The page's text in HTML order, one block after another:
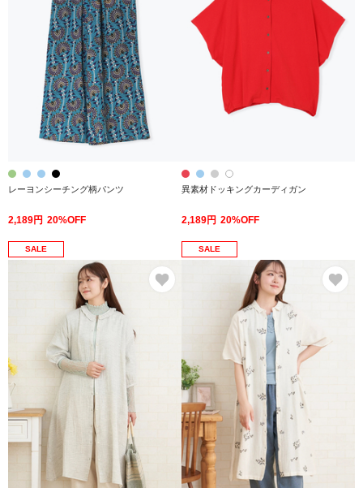
レーヨンシーチング柄パンツ
2,189円 20%OFF
異素材ドッキングカーディガン
2,189円 20%OFF
SALE SALE